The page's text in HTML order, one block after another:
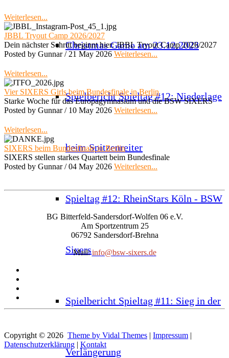
Christmas Game am 23.12.2023
Spielbericht Spieltag #12: Niederlage
beim Spitzenreiter
Spieltag #12: RheinStars Köln - BSW
Sixers
Spielbericht Spieltag #11: Sieg in der
Verlängerung
Weiterlesen...
JBBL Tryout Camp 2026/2027
Dein nächster Schritt beginnt hier: JBBL Tryout Camp 2026/2027
Posted by Gunnar / 21 May 2026 Weiterlesen...
Weiterlesen...
Vier SIXERS Girls beim Bundesfinale in Berlin
Starke Woche für das Europagymnasium und die BSW SIXERS
Posted by Gunnar / 10 May 2026 Weiterlesen...
Weiterlesen...
SIXERS beim Bundesfinale in Berlin
SIXERS stellen starkes Quartett beim Bundesfinale
Posted by Gunnar /04 May 2026 Weiterlesen...
BG Bitterfeld-Sandersdorf-Wolfen 06 e.V.
Am Sportzentrum 25
06792 Sandersdorf-Brehna
Mail:info@bsw-sixers.de
Copyright © 2026 Theme by Vidal Themes | Impressum |
Datenschutzerklärung | Kontakt